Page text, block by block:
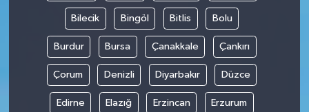
Bilecik Bingöl Bitlis Bolu
Burdur Bursa Çanakkale Çankırı
Çorum Denizli Diyarbakır Düzce
Edirne Elazığ Erzincan Erzurum